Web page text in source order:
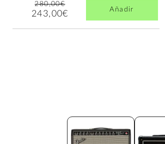
280,00€
243,00€ Añadir